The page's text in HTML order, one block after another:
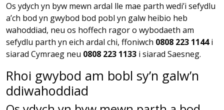
Os ydych yn byw mewn ardal lle mae parth wedi’i sefydlu
a’ch bod yn gwybod bod pobl yn galw heibio heb
wahoddiad, neu os hoffech ragor o wybodaeth am
sefydlu parth yn eich ardal chi, ffoniwch 0808 223 1144i
siarad Cymraeg neu 0808 223 1133 i siarad Saesneg.
Rhoi gwybod am bobl sy’n galw’n
ddiwahoddiad